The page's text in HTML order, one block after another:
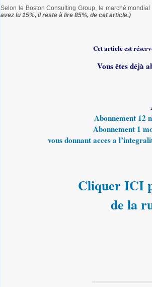
Selon le Boston Consulting Group, le marché
avez lu 15%, il reste à lire 85%, de cet article.)
Cet article est
Vous êtes déjà
Abonnement 12
Abonnement 1
vous donnant acces a
Cliquer ICI
de la